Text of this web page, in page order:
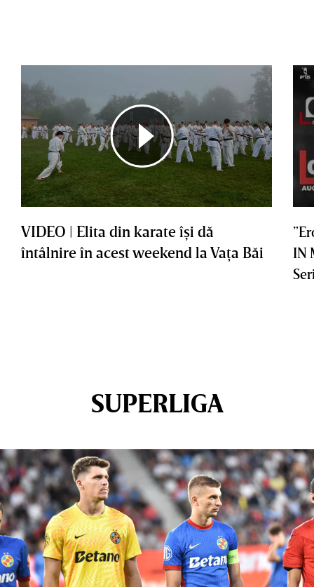
VIDEO | Elita din karate îşi dă
întâlnire în acest weekend la Vaţa Băi
IN
SUPERLIGA